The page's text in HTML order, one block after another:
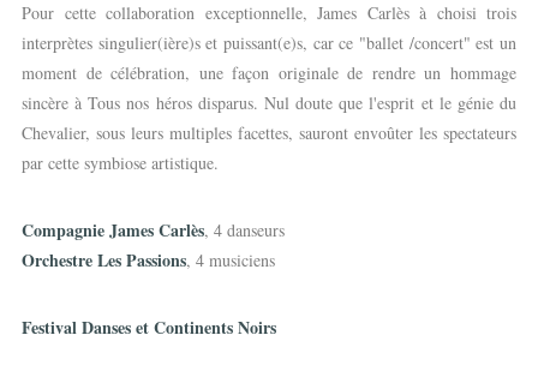
Pour cette collaboration exceptionnelle, James Carlès à choisi trois
interprètes singulier(ière)s et puissant(e)s, car ce "ballet /concert" est un
moment de célébration, une façon originale de rendre un hommage
sincère à Tous nos héros disparus. Nul doute que l'esprit et le génie du
Chevalier, sous leurs multiples facettes, sauront envoûter les spectateurs
par cette symbiose artistique.
Compagnie James Carlès, 4 danseurs
Orchestre Les Passions, 4 musiciens
Festival Danses et Continents Noirs